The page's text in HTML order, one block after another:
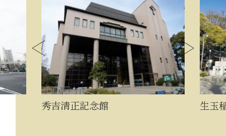
秀吉清正記念館 生玉